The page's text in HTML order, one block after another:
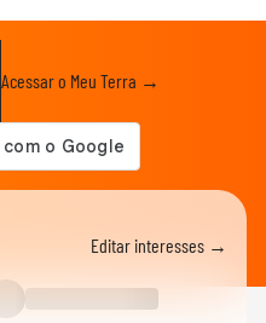
Acessar o Meu Terra →
Editar interesses →